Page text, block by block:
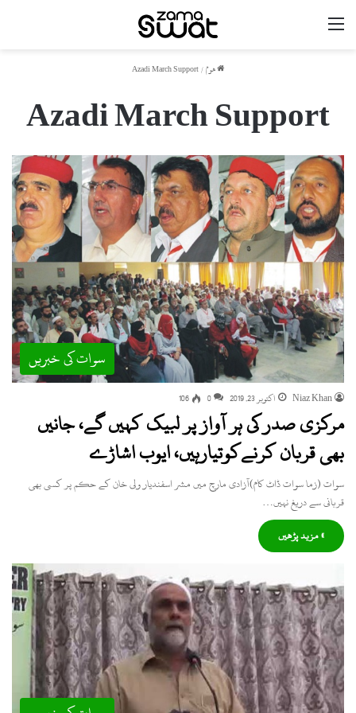
ھوم/
Azadi March Support
Azadi March Support
سوات کی خبریں
Niaz Khan اکتوبر 23, 2019 0
106
مرکزی صدر کی ہر آواز پر لبیک کہیں گے، جانیں
بھی قربان کرنےکوتیارہیں، ایوب اشاڑے
سوات (زما سوات ڈاٹ کام)آزادی مارچ میں مشر اسفندیار ولی خان کے حکم پر کسی بھی
قربانی سے دریغ نہیں…
» مزید پڑھیں